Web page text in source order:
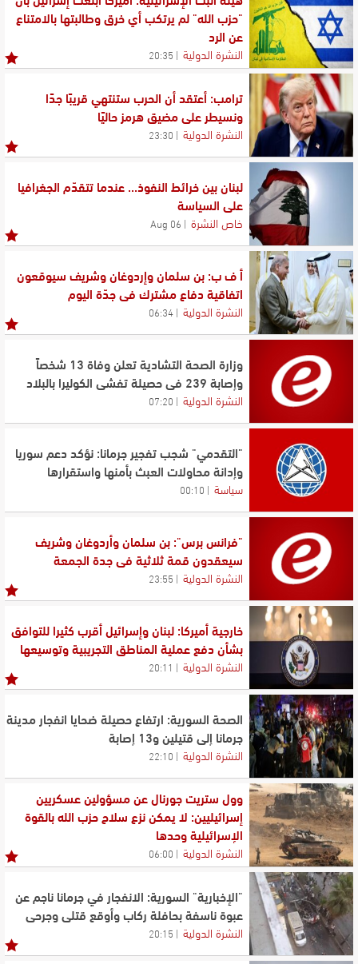
"حزب الله" لم يرتكب أي خرق وطالبتها بالامتناع
عن الرد
النشرة الدولية 20:35
ترامب: أعتقد أن الحرب ستنتهي قريبًا جدًا
ونسيطر على مضيق هرمز حاليًا
النشرة الدولية 23:30
لبنان بين خرائط النفوذ... عندما تتقدّم الجغرافيا
على السياسة
خاص النشرة 06 Aug
أ ف ب: بن سلمان وإردوغان وشريف سيوقعون
اتفاقية دفاع مشترك في جدّة اليوم
النشرة الدولية 06:34
وزارة الصحة التشادية تعلن وفاة 13 شخصاً
وإصابة 239 في حصيلة تفشي الكوليرا بالبلاد
النشرة الدولية 07:20
"التقدمي" شجب تفجير جرمانا: نؤكد دعم سوريا
وإدانة محاولات العبث بأمنها واستقرارها
سياسة 00:10
"فرانس برس": بن سلمان وأردوغان وشريف
سيعقدون قمة ثلاثية في جدة الجمعة
النشرة الدولية 23:55
خارجية أميركا: لبنان وإسرائيل أقرب كثيرا للتوافق
بشأن دفع عملية المناطق التجريبية وتوسيعها
النشرة الدولية 20:11
الصحة السورية: ارتفاع حصيلة ضحايا انفجار مدينة
جرمانا إلى قتيلين و13 إصابة
النشرة الدولية 22:10
وول ستريت جورنال عن مسؤولين عسكريين
إسرائيليين: لا يمكن نزع سلاح حزب الله بالقوة
الإسرائيلية وحدها
النشرة الدولية 06:00
"الإخبارية" السورية: الانفجار في جرمانا ناجم عن
عبوة ناسفة بحافلة ركاب وأوقع قتلى وجرحى
النشرة الدولية 20:15